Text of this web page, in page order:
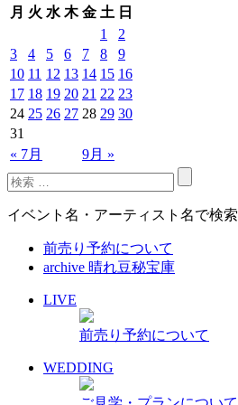
月 火 水 木 金 土 日
« 7月 9月 »
1
2
3
4 5 6 7 8
9
10 11 12 13 14 15 16
17 18 19 20 21 22 23
24 25 26 27 28 29 30
31
イベント名・アーティスト名で検索
前売り予約について
archive 晴れ豆秘宝庫
LIVE
前売り予約について
WEDDING